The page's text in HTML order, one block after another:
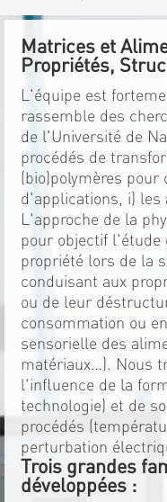
Matrices et
Propriétés,
L'équipe est
rassemble des
de l'Université de
procédés de
(bio)polymères
d'applications, i) les
L'approche de la
pour objectif l'étude
propriété lors de la
conduisant aux
ou de leur
consommation ou
sensorielle des
matériaux…). Nous
l'influence de la
technologie) et de
procédés
perturbation
Trois grandes
développées :